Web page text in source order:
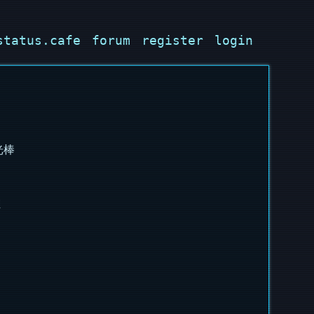
forum register login
棒